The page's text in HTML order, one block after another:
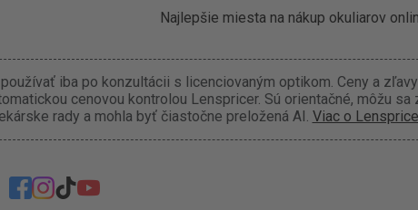
Najlepšie miesta na nákup okuliarov
iba po konzultácii s licenciovaným optikom. Ceny a
cenovou kontrolou Lenspricer. Sú orientačné, môžu sa
rady a mohla byť čiastočne preložená AI. Viac o